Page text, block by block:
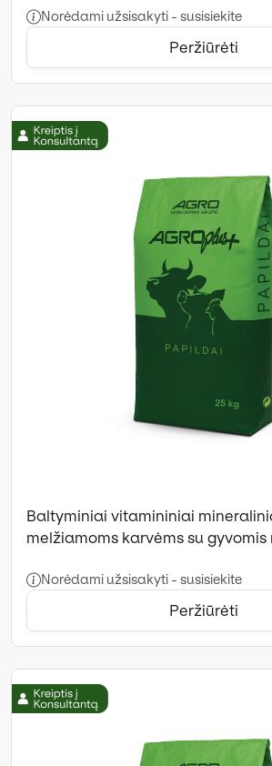
Norėdami užsisakyti - susisiekite
Peržiūrėti
Baltyminiai vitamininiai
melžiamoms karvėms su gyvomis
Norėdami užsisakyti - susisiekite
Peržiūrėti